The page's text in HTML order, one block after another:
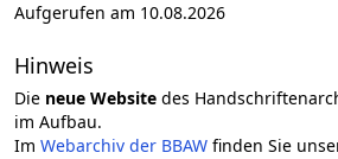
Aufgerufen am 10.08.2026
Hinweis
Die neue Website des
im Aufbau.
Im Webarchiv der BBAW finden Sie